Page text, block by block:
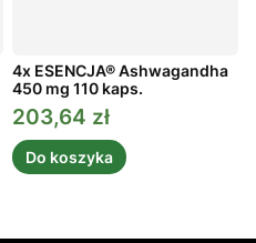
4x ESENCJA® Ashwagandha
450 mg 110 kaps.
Cena promocyjna
203,64 zł
Do koszyka